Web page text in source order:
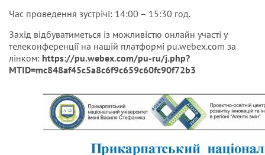
Час проведення зустрічі: 14:00 – 15:30 год.
Захід відбуватиметься із можливістю онлайн участі у
телеконференції на нашій платформі pu.webex.com за
лінком: https://pu.webex.com/pu-ru/j.php?
MTID=mc848af45c5a8c6f9c659c60fc90f72b3